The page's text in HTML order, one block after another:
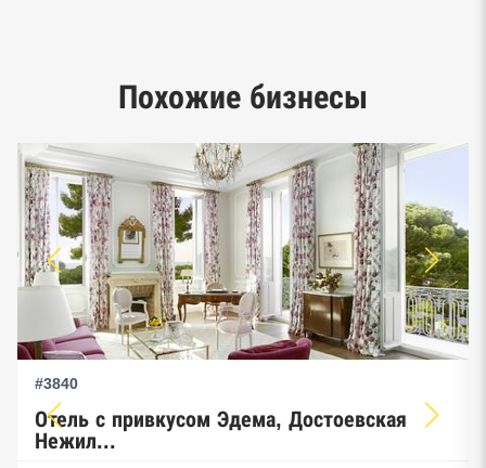
предпринимательства ФНС
Похожие бизнесы
#3840
Отель с привкусом Эдема, Достоевская
Нежил...